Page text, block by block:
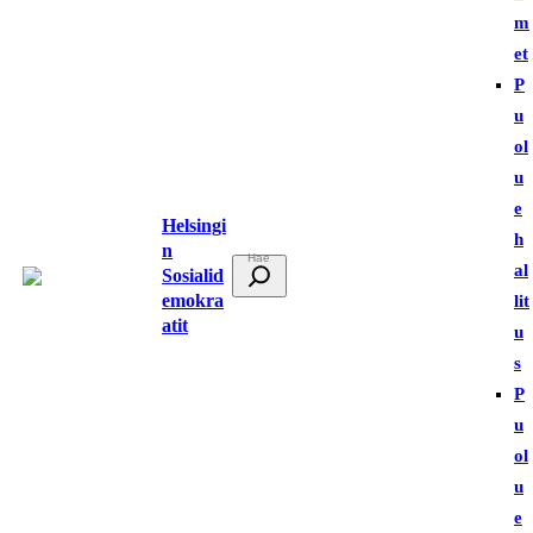
Helsingi
n
Sosialid
emokra
atit
t
m
et
P
u
ol
u
e
h
al
lit
u
s
P
u
ol
u
e